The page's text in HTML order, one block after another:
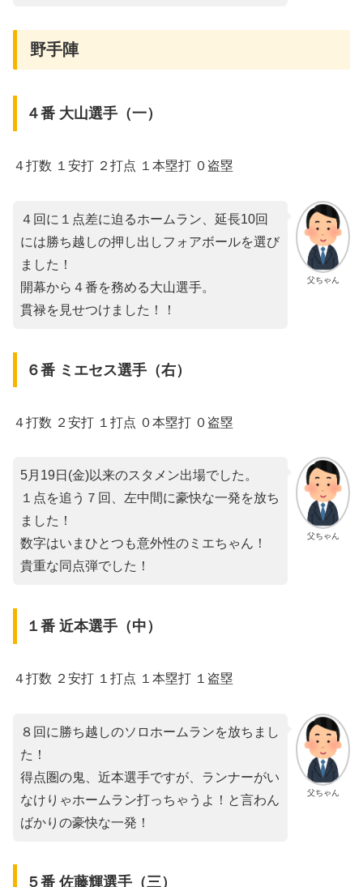
野手陣
４番 大山選手（一）
４打数 １安打 ２打点 １本塁打 ０盗塁
父ちゃん
４回に１点差に迫るホームラン、延長10回
には勝ち越しの押し出しフォアボールを選び
ました！
開幕から４番を務める大山選手。
貫禄を見せつけました！！
６番 ミエセス選手（右）
４打数 ２安打 １打点 ０本塁打 ０盗塁
父ちゃん
5月19日(金)以来のスタメン出場でした。
１点を追う７回、左中間に豪快な一発を放ち
ました！
数字はいまひとつも意外性のミエちゃん！
貴重な同点弾でした！
１番 近本選手（中）
４打数 ２安打 １打点 １本塁打 １盗塁
父ちゃん
８回に勝ち越しのソロホームランを放ちまし
た！
得点圏の鬼、近本選手ですが、ランナーがい
なけりゃホームラン打っちゃうよ！と言わん
ばかりの豪快な一発！
５番 佐藤輝選手（三）